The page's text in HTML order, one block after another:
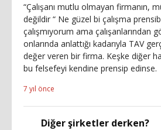
“Çalışanı mutlu olmayan firmanın,
değildir “ Ne güzel bi çalışma
çalışmıyorum ama çalışanlarından
onlarında anlattığı kadarıyla TAV
değer veren bir firma. Keşke diğer
bu felsefeyi kendine prensip edinse.
7 yıl önce
Diğer şirketler derken?